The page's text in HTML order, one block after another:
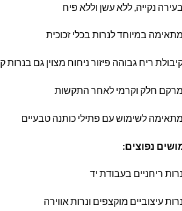
בעירה נקייה, ללא עשן וללא פיח
מתאימה במיוחד לנרות בכלי זכוכית
ריח גבוהה פיזור ניחוח מצוין גם
מרקם חלק וקרמי לאחר התקשות
מתאימה לשימוש עם פתילי כותנה טבעיים
נפוצים:
נרות ריחניים בעבודת יד
נרות עיצוביים מוקצפים ונרות אווירה